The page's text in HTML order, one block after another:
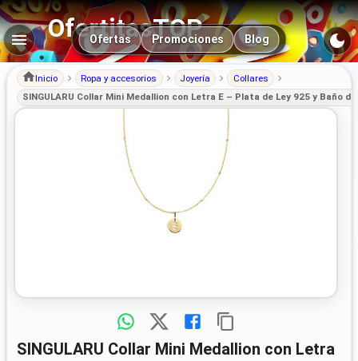
OfertitasTOP
Navegación principal
Ofertas Promociones Blog
Inicio Ropa y accesorios Joyería
Collares
SINGULARU Collar Mini Medallion con Letra E – Plata de Ley 925 y Baño
SINGULARU Collar Mini Medallion con Letra